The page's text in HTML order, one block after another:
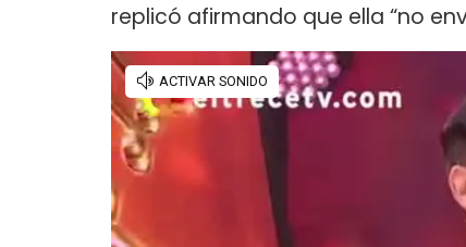
replicó afirmando que ella “no